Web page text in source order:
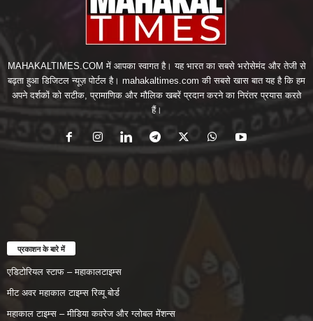
MAHAKALTIMES.COM में आपका स्वागत है। यह भारत का सबसे भरोसेमंद और तेजी से
बढ़ता हुआ डिजिटल न्यूज़ पोर्टल है। mahakaltimes.com की सबसे खास बात यह है कि हम
अपने दर्शकों को सटीक, प्रामाणिक और मौलिक खबरें प्रदान करने का निरंतर प्रयास करते
हैं।
प्रकाशन के बारे में
एडिटोरियल स्टाफ – महाकालटाइम्स
मीट अवर महाकाल टाइम्स रिव्यू बोर्ड
महाकाल टाइम्स – मीडिया कवरेज और ग्लोबल मेंशन्स